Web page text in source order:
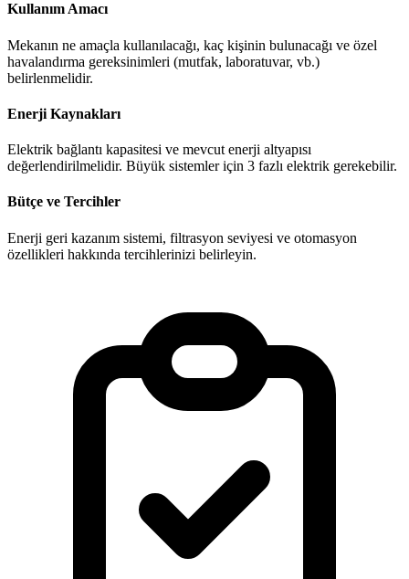
Kullanım Amacı
Mekanın ne amaçla kullanılacağı, kaç kişinin bulunacağı ve özel
havalandırma gereksinimleri (mutfak, laboratuvar, vb.)
belirlenmelidir.
Enerji Kaynakları
Elektrik bağlantı kapasitesi ve mevcut enerji altyapısı
değerlendirilmelidir. Büyük sistemler için 3 fazlı elektrik gerekebilir.
Bütçe ve Tercihler
Enerji geri kazanım sistemi, filtrasyon seviyesi ve otomasyon
özellikleri hakkında tercihlerinizi belirleyin.